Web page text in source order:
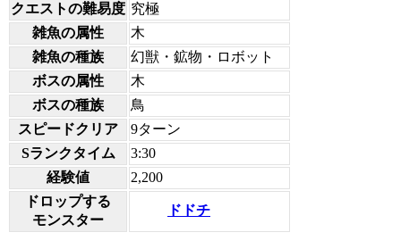
クエストの難易度 究極
雑魚の属性
木
雑魚の種族
幻獣・鉱物・ロボット
ボスの属性
木
ボスの種族
鳥
スピードクリア
9ターン
Sランクタイム
3:30
経験値
2,200
ドロップする
モンスター
ドドチ